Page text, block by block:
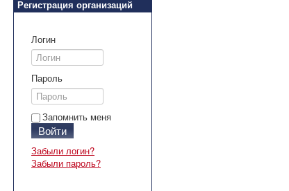
Регистрация организаций
Логин
Пароль
Запомнить меня
Войти
Забыли логин?
Забыли пароль?